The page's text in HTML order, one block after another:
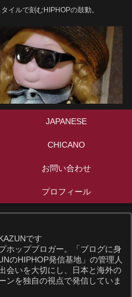
イルで刻むHIPHOPの鼓動。
JAPANESE
CHICANO
お問い合わせ
プロフィール
です
ホップブロガー。「ブログに身
のHIPHOP発信基地」の管理人
会いを大切にし、日本と海外の
ンを独自の視点で発信していま